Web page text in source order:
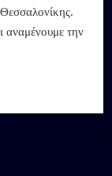
αναμένουμε την